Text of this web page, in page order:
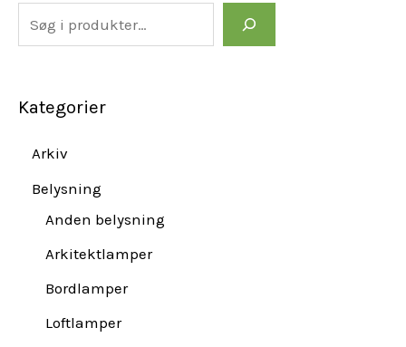
Kategorier
Arkiv
Belysning
Anden belysning
Arkitektlamper
Bordlamper
Loftlamper